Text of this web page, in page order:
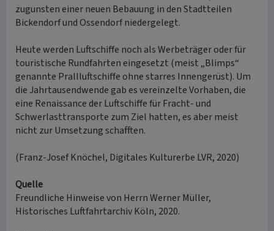
zugunsten einer neuen Bebauung in den Stadtteilen
Bickendorf und Ossendorf niedergelegt.
Heute werden Luftschiffe noch als Werbeträger oder für
touristische Rundfahrten eingesetzt (meist „Blimps“
genannte Prallluftschiffe ohne starres Innengerüst). Um
die Jahrtausendwende gab es vereinzelte Vorhaben, die
eine Renaissance der Luftschiffe für Fracht- und
Schwerlasttransporte zum Ziel hatten, es aber meist
nicht zur Umsetzung schafften.
(Franz-Josef Knöchel, Digitales Kulturerbe LVR, 2020)
Quelle
Freundliche Hinweise von Herrn Werner Müller,
Historisches Luftfahrtarchiv Köln, 2020.